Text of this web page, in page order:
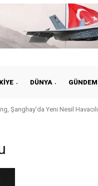
DÜNYA GÜNDEM
Şanghay’da Yeni Nesil